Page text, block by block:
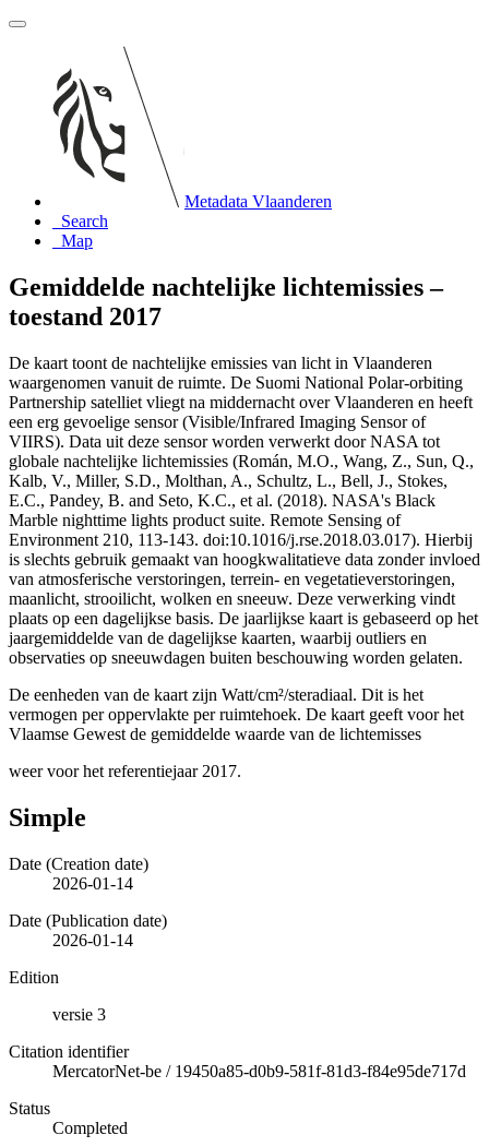
Metadata Vlaanderen
Search
Map
Gemiddelde nachtelijke lichtemissies –
toestand 2017
De kaart toont de nachtelijke emissies van licht in Vlaanderen
waargenomen vanuit de ruimte. De Suomi National Polar-orbiting
Partnership satelliet vliegt na middernacht over Vlaanderen en heeft
een erg gevoelige sensor (Visible/Infrared Imaging Sensor of
VIIRS). Data uit deze sensor worden verwerkt door NASA tot
globale nachtelijke lichtemissies (Román, M.O., Wang, Z., Sun, Q.,
Kalb, V., Miller, S.D., Molthan, A., Schultz, L., Bell, J., Stokes,
E.C., Pandey, B. and Seto, K.C., et al. (2018). NASA's Black
Marble nighttime lights product suite. Remote Sensing of
Environment 210, 113-143. doi:10.1016/j.rse.2018.03.017). Hierbij
is slechts gebruik gemaakt van hoogkwalitatieve data zonder invloed
van atmosferische verstoringen, terrein- en vegetatieverstoringen,
maanlicht, strooilicht, wolken en sneeuw. Deze verwerking vindt
plaats op een dagelijkse basis. De jaarlijkse kaart is gebaseerd op het
jaargemiddelde van de dagelijkse kaarten, waarbij outliers en
observaties op sneeuwdagen buiten beschouwing worden gelaten.
De eenheden van de kaart zijn Watt/cm²/steradiaal. Dit is het
vermogen per oppervlakte per ruimtehoek. De kaart geeft voor het
Vlaamse Gewest de gemiddelde waarde van de lichtemisses
weer voor het referentiejaar 2017.
Simple
Date (Creation date)
2026-01-14
Date (Publication date)
2026-01-14
Edition
versie 3
Citation identifier
MercatorNet-be / 19450a85-d0b9-581f-81d3-f84e95de717d
Status
Completed